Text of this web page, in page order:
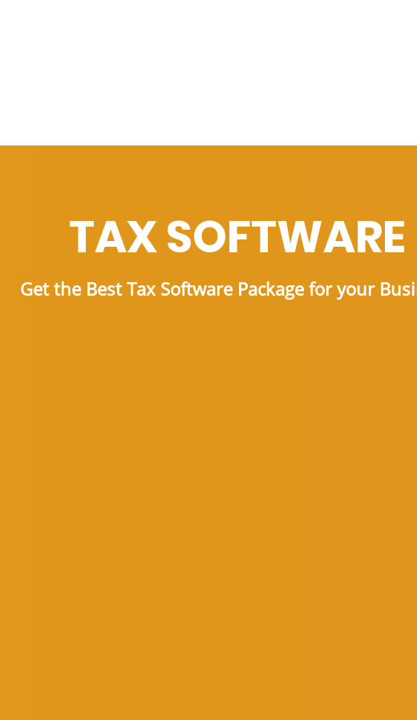
TAX SOFTWARE
Get the Best Tax Software Package for your